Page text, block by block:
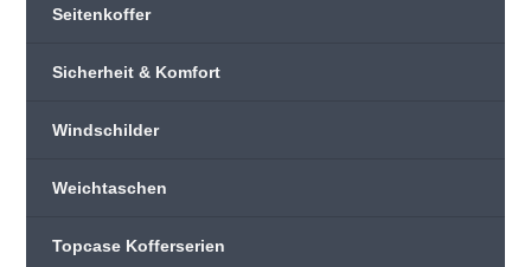
Seitenkoffer
Sicherheit & Komfort
Windschilder
Weichtaschen
Topcase Kofferserien